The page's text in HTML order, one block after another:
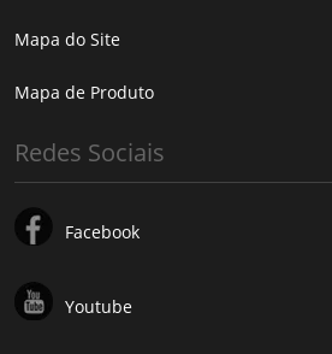
Mapa do Site
Mapa de Produto
Redes Sociais
Facebook
Youtube